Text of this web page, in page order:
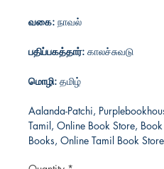
வகை: நாவல்
பதிப்பகத்தார்: காலச்சுவடு
மொழி: தமிழ்
Aalanda-Patchi,
Tamil, Online Book Store, Book
Books, Online Tamil Book Store